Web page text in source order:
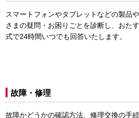
スマートフォンやタブレットなどの製品
さまの疑問・お困りごとを診断し、おた
式で24時間いつでも回答いたします。
故障・修理
故障かどうかの確認方法、修理交換の手